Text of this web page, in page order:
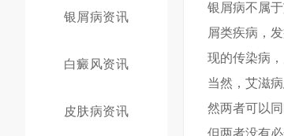
银屑病资讯
白癜风资讯
皮肤病资讯
银屑病不属
屑类疾病，
现的传染病
当然，艾滋
然两者可以
但两者没有必